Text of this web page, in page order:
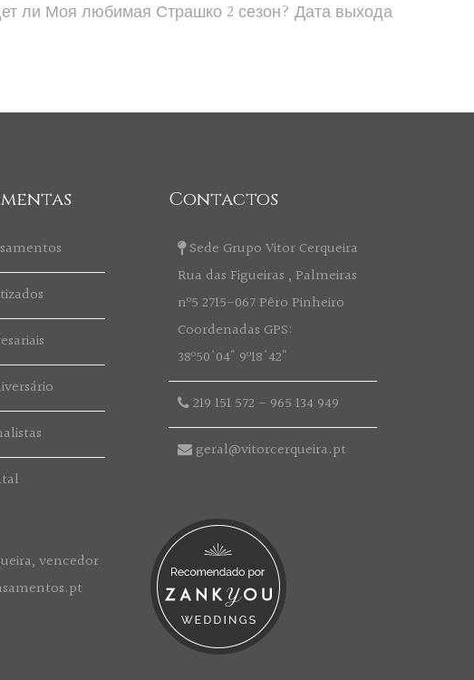
ли Моя любимая Страшко 2 сезон? Дата выхода
Contactos
Sede Grupo Vitor Cerqueira
Rua das Figueiras , Palmeiras
nº5 2715-067 Pêro Pinheiro
Coordenadas GPS:
38º50'04" 9º18'42"
219 151 572 - 965 134 949
geral@vitorcerqueira.pt